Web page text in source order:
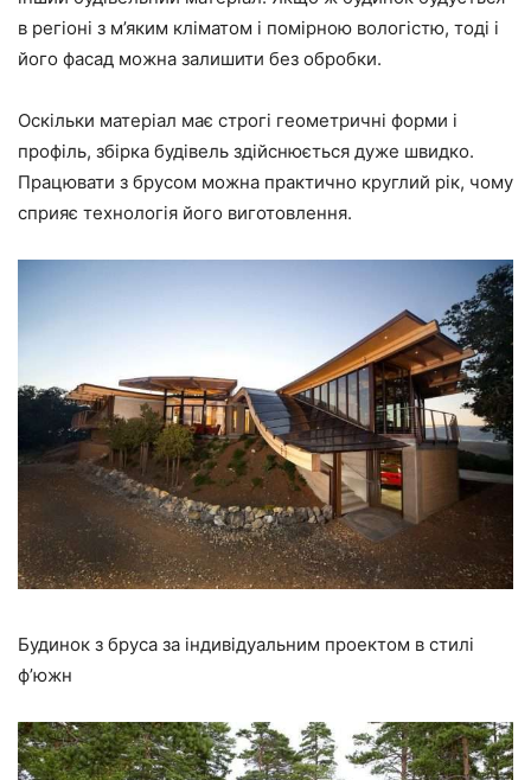
в регіоні з м’яким кліматом і помірною вологістю, тоді і
його фасад можна залишити без обробки.
Оскільки матеріал має строгі геометричні форми і
профіль, збірка будівель здійснюється дуже швидко.
Працювати з брусом можна практично круглий рік, чому
сприяє технологія його виготовлення.
Будинок з бруса за індивідуальним проектом в стилі
ф’южн